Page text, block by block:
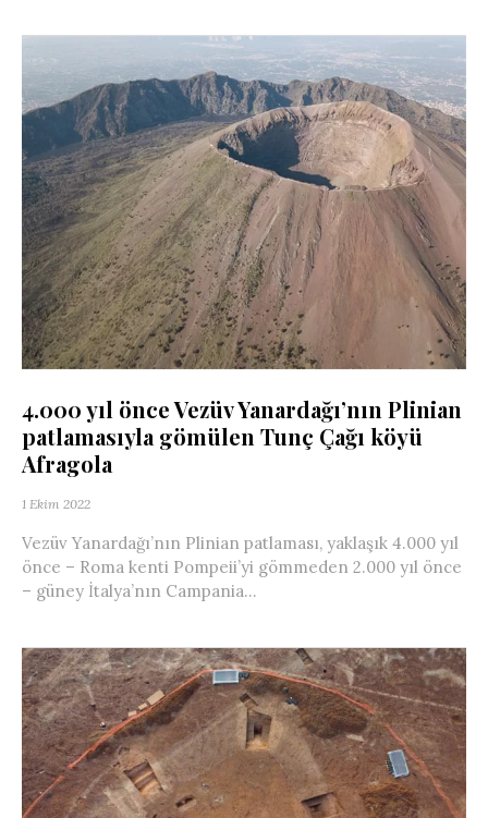
4.000 yıl önce Vezüv Yanardağı’nın Plinian
patlamasıyla gömülen Tunç Çağı köyü
Afragola
1 Ekim 2022
Vezüv Yanardağı’nın Plinian patlaması, yaklaşık 4.000 yıl
önce – Roma kenti Pompeii’yi gömmeden 2.000 yıl önce
– güney İtalya’nın Campania...